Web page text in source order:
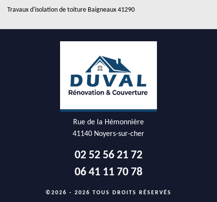
Travaux d'isolation de toiture Baigneaux 41290
Rue de la Hémonnière
41140 Noyers-sur-cher
02 52 56 21 72
06 41 11 70 78
©2026 - 2026 TOUS DROITS RÉSERVÉS